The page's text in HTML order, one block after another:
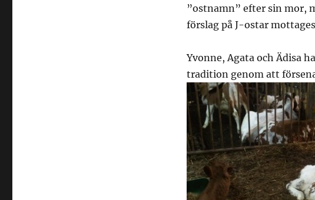
”ostnamn” efter sin mor,
förslag på J-ostar mottages
Yvonne, Agata och Ädisa
tradition genom att